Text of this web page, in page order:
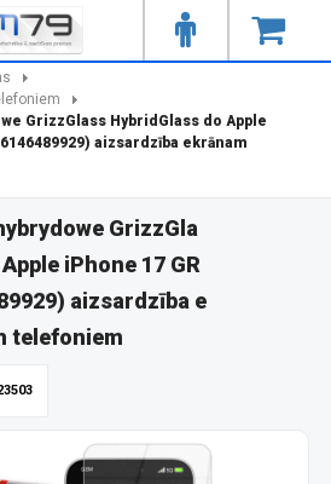
GrizzGlass HybridGlass do Apple
aizsardzība ekrānam
GrizzGla
iPhone 17 GR
aizsardzība e
telefoniem